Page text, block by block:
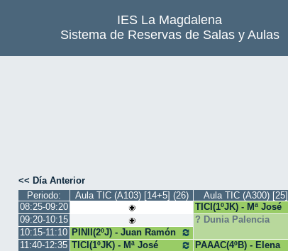
IES La Magdalena
Sistema de Reservas de Salas y Aulas
<< Día Anterior
Periodo:
Aula TIC (A103) [14+5] (26) Aula TIC (A300)
08:25-09:20
TICI(1ºJK) - Mª José
Bango
09:20-10:15
Dunia Palencia
10:15-11:10 PINII(2ºJ) - Juan Ramón
11:40-12:35 TICI(1ºJK) - Mª José
PAAAC(4ºB) - Elena